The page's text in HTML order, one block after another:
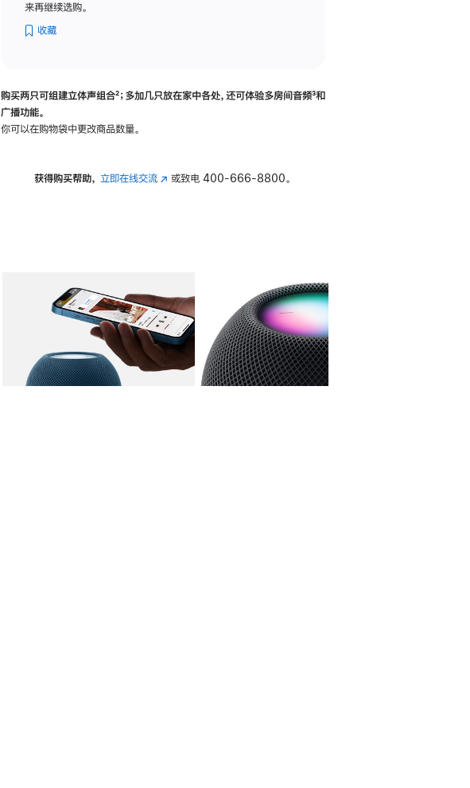
来再继续选购。
收藏
购买两只可组建立体声组合脚
²；多加几只放在家中各处，还可体验多‍房‍间音频脚
³和
广播功能。
你可以在购物袋中更改商品数量。
获得购买帮助， 立即在线交流(在 或致电 400-666-8800。
图库 图像 4 图库 图像 5